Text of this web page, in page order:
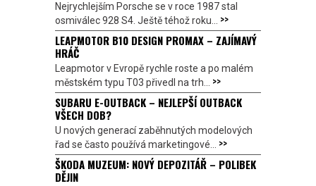
Nejrychlejším Porsche se v roce 1987 stal
osmiválec 928 S4. Ještě téhož roku... >>
LEAPMOTOR B10 DESIGN PROMAX – ZAJÍMAVÝ
HRÁČ
Leapmotor v Evropě rychle roste a po malém
městském typu T03 přivedl na trh... >>
SUBARU E-OUTBACK – NEJLEPŠÍ OUTBACK
VŠECH DOB?
U nových generací zaběhnutých modelových
řad se často používá marketingové... >>
ŠKODA MUZEUM: NOVÝ DEPOZITÁŘ – POLIBEK
DĚJIN